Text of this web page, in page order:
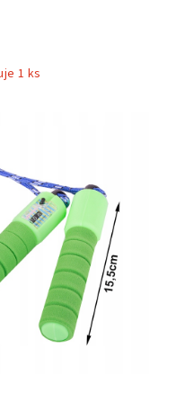
1 ks